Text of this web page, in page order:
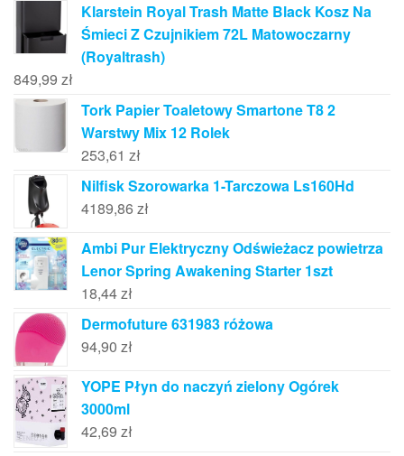
Klarstein Royal Trash Matte Black Kosz Na
Śmieci Z Czujnikiem 72L Matowoczarny
(Royaltrash)
849,99 zł
Tork Papier Toaletowy Smartone T8 2
Warstwy Mix 12 Rolek
253,61 zł
Nilfisk Szorowarka 1-Tarczowa Ls160Hd
4189,86 zł
Ambi Pur Elektryczny Odświeżacz powietrza
Lenor Spring Awakening Starter 1szt
18,44zł
Dermofuture 631983 różowa
94,90 zł
YOPE Płyn do naczyń zielony Ogórek
3000ml
42,69 zł